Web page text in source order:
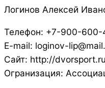
Логинов Алексей
Телефон: +7-900-
E-mail: loginov-
Сайт: http://
Огранизация: